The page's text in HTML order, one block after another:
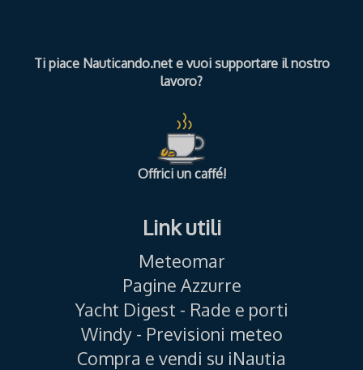
Ti piace Nauticando.net e vuoi supportare il nostro
lavoro?
Offrici un caffé!
Link utili
Meteomar
Pagine Azzurre
Yacht Digest - Rade e porti
Windy - Previsioni meteo
Compra e vendi su iNautia